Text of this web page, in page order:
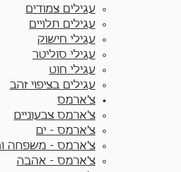
עגילים צמודים​
עגילים תלויים
עגילי חישוק
עגילי סוליטר
עגילי חוט
עגילים בציפוי זהב
צ'ארמס
צ'ארמס צבעוניים​
צ'ארמס - ים
צ'ארמס - משפחה
צ'ארמס - אהבה